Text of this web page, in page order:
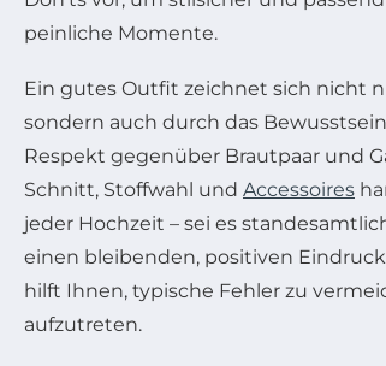
peinliche Momente.
Ein gutes Outfit zeichnet sich nicht
sondern auch durch das
Respekt gegenüber Brautpaar und
Schnitt, Stoffwahl und Accessoires
jeder Hochzeit – sei es
einen bleibenden, positiven
hilft Ihnen, typische Fehler zu
aufzutreten.